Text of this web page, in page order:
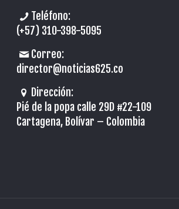
Teléfono:
(+57) 310-398-5095
Correo:
director@noticias625.co
Dirección:
Pié de la popa calle 29D #22-109
Cartagena, Bolívar – Colombia